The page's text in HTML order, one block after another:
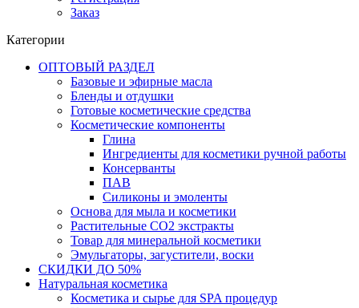
Заказ
Категории
ОПТОВЫЙ РАЗДЕЛ
Базовые и эфирные масла
Бленды и отдушки
Готовые косметические средства
Косметические компоненты
Глина
Ингредиенты для косметики ручной работы
Консерванты
ПАВ
Силиконы и эмоленты
Основа для мыла и косметики
Растительные СО2 экстракты
Товар для минеральной косметики
Эмульгаторы, загустители, воски
СКИДКИ ДО 50%
Натуральная косметика
Косметика и сырье для SPA процедур